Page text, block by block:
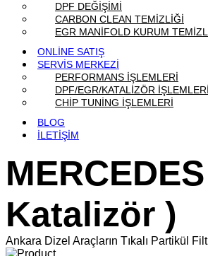
DPF DEĞİŞİMİ
CARBON CLEAN TEMİZLİĞİ
EGR MANİFOLD KURUM
ONLİNE SATIŞ
SERVİS MERKEZİ
PERFORMANS İŞLEMLERİ
DPF/EGR/KATALİZÖR İŞLEMLERİ
CHİP TUNİNG İŞLEMLERİ
BLOG
İLETİŞİM
Katalizör )
Ankara Dizel Araçların Tıkalı Partikül